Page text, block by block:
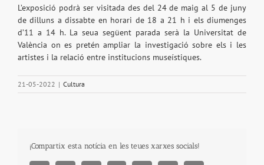
L’exposició podrà ser visitada des del 24 de maig al 5 de juny
de dilluns a dissabte en horari de 18 a 21 h i els diumenges
d’11 a 14 h. La seua següent parada serà la Universitat de
València on es pretén ampliar la investigació sobre els i les
artistes i la relació entre institucions museístiques.
21-05-2022 | Cultura
¡Compartix esta notícia en les teues xarxes socials!